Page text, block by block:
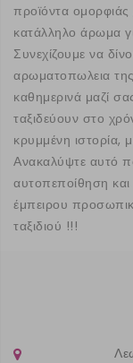
προϊόντα
κατάλληλο άρωμα
Συνεχίζουμε να
αρωματοπωλεια
καθημερινά μαζί
ταξιδεύουν στο
κρυμμένη ιστορία,
Ανακαλύψτε αυτό
αυτοπεποίθηση
έμπειρου
ταξιδιού !!!